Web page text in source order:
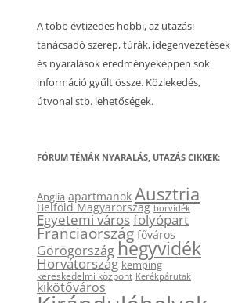
A több évtizedes hobbi, az utazási
tanácsadó szerep, túrák, idegenvezetések
és nyaralások eredményeképpen sok
információ gyűlt össze. Közlekedés,
útvonal stb. lehetőségek.
FÓRUM TÉMÁK NYARALÁS, UTAZÁS CIKKEK:
Anglia apartmanok Ausztria
Belföld Magyarország borvidék
Egyetemi városfolyópart
Franciaország főváros
Görögországhegyvidék
Horvátország kemping
kereskedelmi központ Kerékpárutak
kikötőváros